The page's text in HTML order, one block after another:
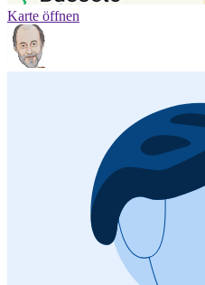
Karte öffnen